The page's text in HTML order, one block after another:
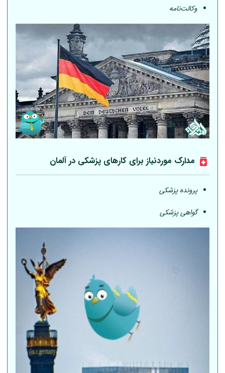
وکالت‌نامه
مدارک موردنیاز برای کارهای پزشکی درآلمان
پرونده پزشکی
گواهی پزشکی